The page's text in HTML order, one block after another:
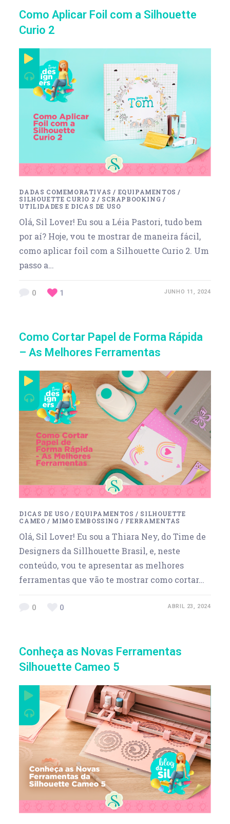
Como Aplicar Foil com a Silhouette
Curio 2
DADAS COMEMORATIVAS / EQUIPAMENTOS /
SILHOUETTE CURIO 2 / SCRAPBOOKING /
UTILIDADES E DICAS DE USO
Olá, Sil Lover! Eu sou a Léia Pastori, tudo bem
por aí? Hoje, vou te mostrar de maneira fácil,
como aplicar foil com a Silhouette Curio 2. Um
passo a…
0 1 JUNHO 11, 2024
Como Cortar Papel de Forma Rápida
– As Melhores Ferramentas
DICAS DE USO /EQUIPAMENTOS / SILHOUETTE
CAMEO / MIMO EMBOSSING / FERRAMENTAS
Olá, Sil Lover! Eu sou a Thiara Ney, do Time de
Designers da Sillhouette Brasil, e, neste
conteúdo, vou te apresentar as melhores
ferramentas que vão te mostrar como cortar…
0 0 ABRIL 23, 2024
Conheça as Novas Ferramentas
Silhouette Cameo 5